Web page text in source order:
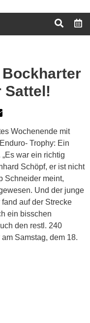
Sattel!
Wochenende mit
Trophy: Ein
war ein richtig
Schöpf, er ist nicht
Schneider meint,
Und der junge
auf der Strecke
ein bisschen
den restl. 240
Samstag, dem 18.